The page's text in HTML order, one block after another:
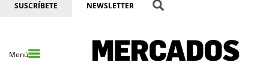
SUSCRÍBETE NEWSLETTER
Menú